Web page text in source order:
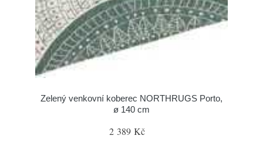
Zelený venkovní koberec NORTHRUGS Porto,
ø 140 cm
2 389 Kč